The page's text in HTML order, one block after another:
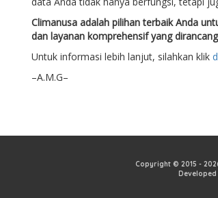
Climanusa adalah pilihan terbaik Anda
dan layanan komprehensif yang
Untuk informasi lebih lanjut, silahkan klik
–A.M.G–
Copyright © 2015 -